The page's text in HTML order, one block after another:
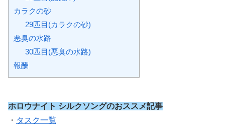
カラクの砂
29匹目(カラクの砂)
悪臭の水路
30匹目(悪臭の水路)
報酬
ホロウナイト シルクソングのおススメ記事
・ タスク一覧